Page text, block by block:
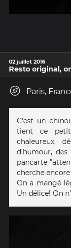
02 juillet 2016
Resto original,
Paris,
C'est un
tient ce
chaleureux,
d'humour,
pancarte
cherche
On a mangé
Un délice! On